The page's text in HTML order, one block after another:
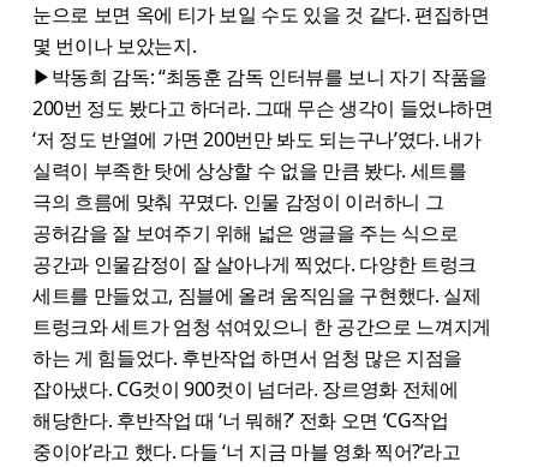
눈으로 보면 옥에 티가 보일 수도 있을 것 같다. 편집하면
몇 번이나 보았는지.
▶박동희 감독: “최동훈 감독 인터뷰를 보니 자기 작품을
200번 정도 봤다고 하더라. 그때 무슨 생각이 들었냐하면
‘저 정도 반열에 가면 200번만 봐도 되는구나’였다. 내가
실력이 부족한 탓에 상상할 수 없을 만큼 봤다. 세트를
극의 흐름에 맞춰 꾸몄다. 인물 감정이 이러하니 그
공허감을 잘 보여주기 위해 넓은 앵글을 주는 식으로
공간과 인물감정이 잘 살아나게 찍었다. 다양한 트렁크
세트를 만들었고, 짐블에 올려 움직임을 구현했다. 실제
트렁크와 세트가 엄청 섞여있으니 한 공간으로 느껴지게
하는 게 힘들었다. 후반작업 하면서 엄청 많은 지점을
잡아냈다. CG컷이 900컷이 넘더라. 장르영화 전체에
해당한다. 후반작업 때 ‘너 뭐해?’ 전화 오면 ‘CG작업
중이야’라고 했다. 다들 ‘너 지금 마블 영화 찍어?’라고